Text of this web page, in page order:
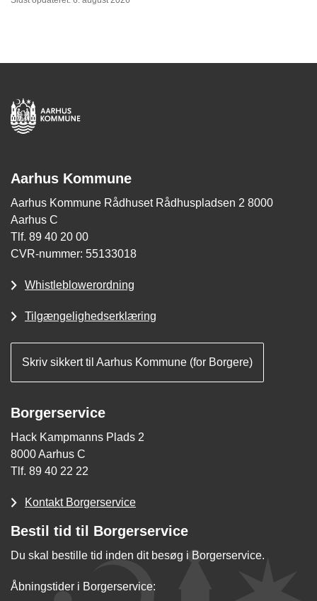
Aarhus Kommune
Aarhus Kommune Rådhuset Rådhuspladsen 2 8000
Aarhus C
Tlf. 89 40 20 00
CVR-nummer: 55133018
Whistleblowerordning
Tilgængelighedserklæring
Skriv sikkert til Aarhus Kommune (for Borgere)
Borgerservice
Hack Kampmanns Plads 2
8000 Aarhus C
Tlf. 89 40 22 22
Kontakt Borgerservice
Bestil tid til Borgerservice
Du skal bestille tid inden dit besøg i Borgerservice.
Åbningstider i Borgerservice: